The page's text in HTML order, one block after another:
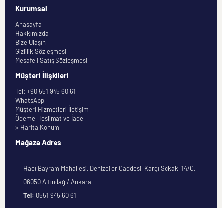
Kurumsal
Anasayfa
Hakkımızda
Bize Ulaşın
Gizlilik Sözleşmesi
Mesafeli Satış Sözleşmesi
Müşteri İlişkileri
Tel: +90 551 945 60 61
WhatsApp
Müşteri Hizmetleri İletişim
Ödeme, Teslimat ve İade
> Harita Konum
Mağaza Adres
Hacı Bayram Mahallesi, Denizciler Caddesi, Kargı Sokak, 14/C,
06050 Altındağ / Ankara
Tel: 0551 945 60 61